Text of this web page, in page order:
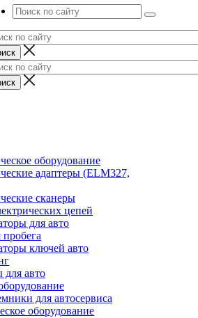
оборудование
адаптеры (ELM327,
сканеры
цепей
для авто
ключей авто
для авто
для автосервиса
оборудование